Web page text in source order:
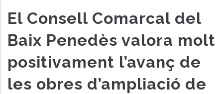
El Consell Comarcal del
Baix Penedès valora molt
positivament l’avanç de
les obres d’ampliació de